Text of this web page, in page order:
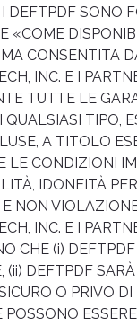
DEFTPDF SONO
«COME
CONSENTITA
INC. E I
TUTTE LE
TIPO,
A TITOLO
LE CONDIZIONI
IDONEITÀ
NON
INC. E I
CHE (i)
(ii) DEFTPDF
O PRIVO DI
POSSONO